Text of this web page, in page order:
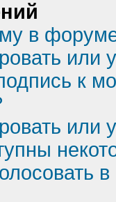
в
или
к
или